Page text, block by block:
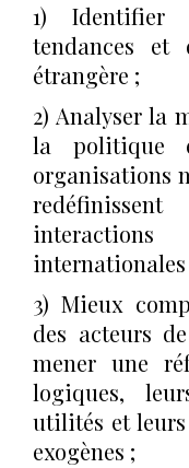
1) Identifier
tendances et
étrangère ;
2) Analyser la
la politique
organisations
internationales
3) Mieux
des acteurs
mener une
logiques,
utilités et leurs
exogènes ;